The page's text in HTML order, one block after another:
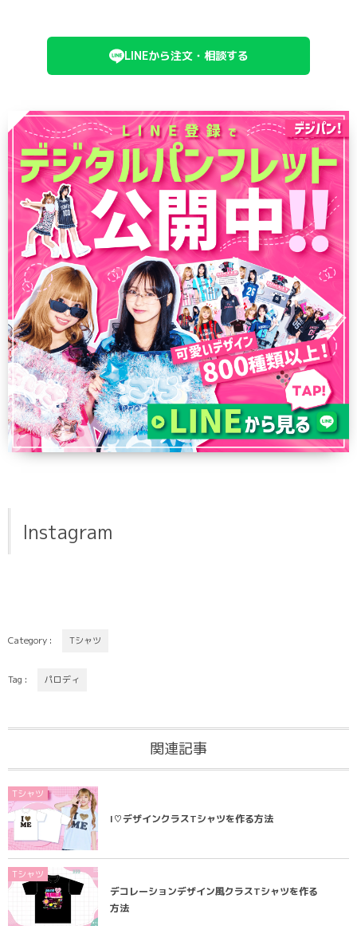
LINEから注文・相談する
Instagram
Category : Tシャツ
Tag : パロディ
関連記事
Tシャツ
I♡デザインクラスTシャツを作る方法
Tシャツ
デコレーションデザイン風クラスTシャツを作る
方法